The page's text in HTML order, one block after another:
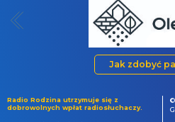
Jak zdobyć
Radio Rodzina utrzymuje się z
dobrowolnych wpłat radiosłuchaczy.